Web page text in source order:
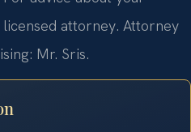
attorney. Attorney
Mr. Sris.